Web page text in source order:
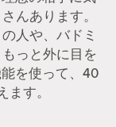
んあります。
人や、バドミ
っと外に目を
を使って、40
す。